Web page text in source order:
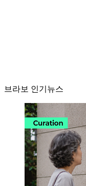
브라보 인기뉴스